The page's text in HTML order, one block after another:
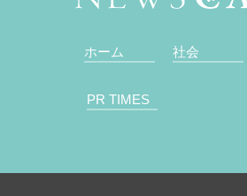
ホーム 社会
PR TIMES